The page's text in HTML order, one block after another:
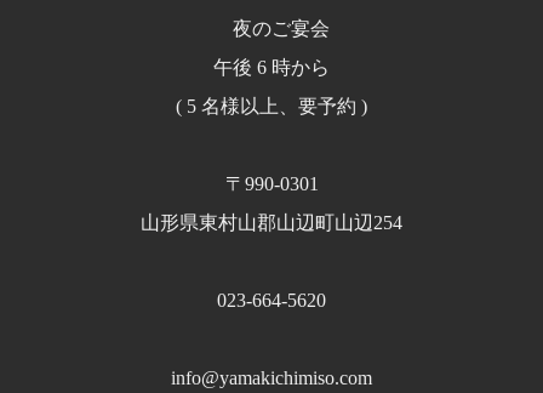
夜のご宴会
午後 6 時から
( 5 名様以上、要予約 )
〒990-0301
山形県東村山郡山辺町山辺254
023-664-5620
info@yamakichimiso.com